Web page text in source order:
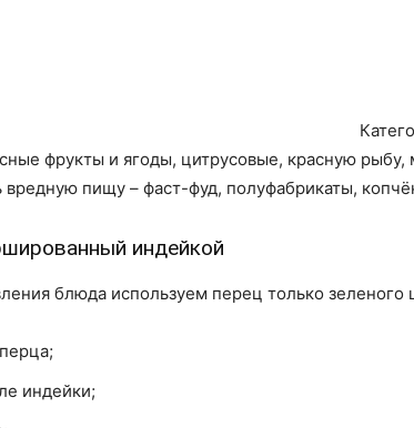
фрукты и ягоды, цитрусовые, красную рыбу,
вредную пищу – фаст-фуд, полуфабрикаты,
индейкой
блюда используем перец только зеленого
индейки;